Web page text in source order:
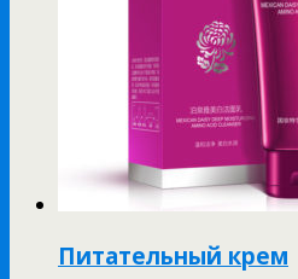
Питательный крем